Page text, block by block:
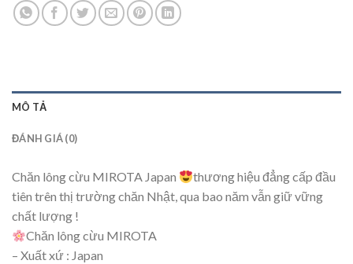
MÔ TẢ
ĐÁNH GIÁ (0)
Chăn lông cừu MIROTA Japan
thương hiệu đẳng cấp đầu
tiên trên thị trường chăn Nhật, qua bao năm vẫn giữ vững
chất lượng !
Chăn lông cừu MIROTA
– Xuất xứ : Japan